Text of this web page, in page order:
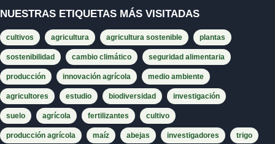
NUESTRAS ETIQUETAS MÁS VISITADAS
cultivos agricultura agricultura sostenible plantas
sostenibilidad cambio climático seguridad alimentaria
producción innovación agrícola medio ambiente
agricultores estudio biodiversidad investigación
suelo agrícola fertilizantes cultivo
producción agrícola maíz abejas investigadores trigo